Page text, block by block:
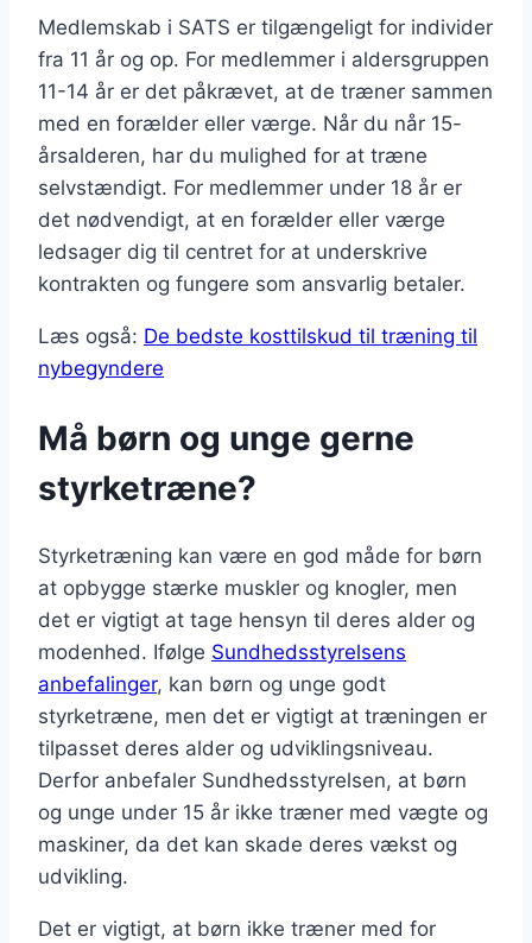
Medlemskab i SATS er tilgængeligt for individer
fra 11 år og op. For medlemmer i aldersgruppen
11-14 år er det påkrævet, at de træner sammen
med en forælder eller værge. Når du når 15-
årsalderen, har du mulighed for at træne
selvstændigt. For medlemmer under 18 år er
det nødvendigt, at en forælder eller værge
ledsager dig til centret for at underskrive
kontrakten og fungere som ansvarlig betaler.
Læs også: De bedste kosttilskud til træning til
nybegyndere
Må børn og unge gerne
styrketræne?
Styrketræning kan være en god måde for børn
at opbygge stærke muskler og knogler, men
det er vigtigt at tage hensyn til deres alder og
modenhed. Ifølge Sundhedsstyrelsens
anbefalinger, kan børn og unge godt
styrketræne, men det er vigtigt at træningen er
tilpasset deres alder og udviklingsniveau.
Derfor anbefaler Sundhedsstyrelsen, at børn
og unge under 15 år ikke træner med vægte og
maskiner, da det kan skade deres vækst og
udvikling.
Det er vigtigt, at børn ikke træner med for